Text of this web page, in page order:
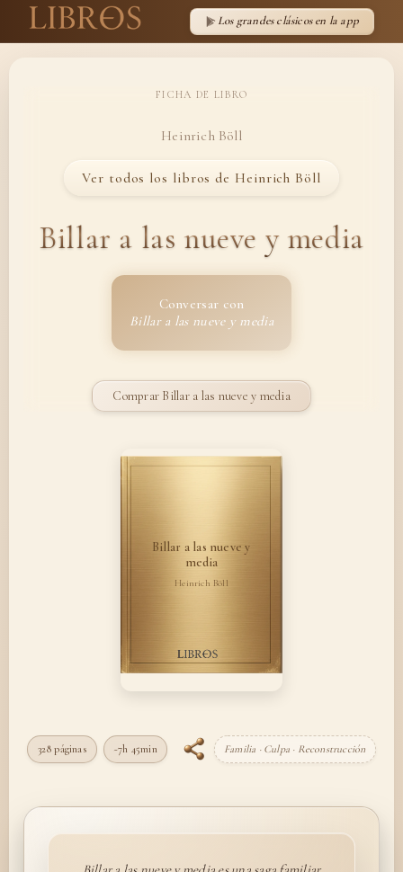
Los grandes clásicos en la app
FICHA DE LIBRO
Heinrich Böll
Ver todos los libros de Heinrich Böll
Billar a las nueve y media
Conversar con
Billar a las nueve y media
Comprar Billar a las nueve y media
Billar a las nueve y
media
Heinrich Böll
328 páginas ~7h 45min Familia · Culpa · Reconstrucción